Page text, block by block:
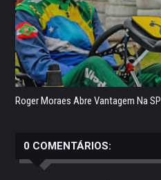
Roger Moraes Abre Vantagem Na SP
0 COMENTÁRIOS: